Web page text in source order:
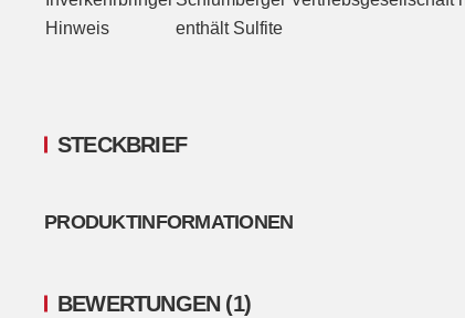
STECKBRIEF
PRODUKTINFORMATIONEN
Hinweis
enthält Sulfite
BEWERTUNGEN (1)